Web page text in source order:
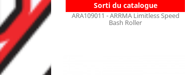
Sorti du catalogue
ARA109011 - ARRMA Limitless Speed
Bash Roller